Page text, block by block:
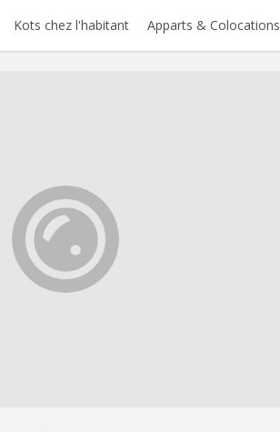
Kots chez l'habitant Apparts & Colocations